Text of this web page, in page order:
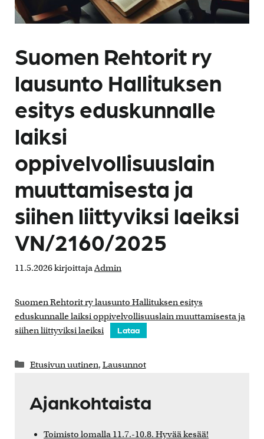
Suomen Rehtorit ry
lausunto Hallituksen
esitys eduskunnalle
laiksi
oppivelvollisuuslain
muuttamisesta ja
siihen liittyviksi laeiksi
VN/2160/2025
11.5.2026kirjoittajaAdmin
Suomen Rehtorit ry lausunto Hallituksen esitys
eduskunnalle laiksi oppivelvollisuuslain muuttamisesta ja
siihen liittyviksi laeiksi
Lataa
Kategoriat
Etusivun uutinen, Lausunnot
Ajankohtaista
Toimisto lomalla 11.7.-10.8. Hyvää kesää!